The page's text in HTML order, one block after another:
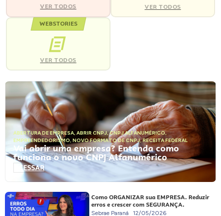
VER TODOS VER TODOS
WEBSTORIES
VER TODOS
ABERTURA DE EMPRESA, ABRIR CNPJ,CNPJ ALFANUMÉRICO,
EMPREENDEDORISMO, NOVO FORMATO DE CNPJ,RECEITA FEDERAL
Vai abrir uma empresa? Entenda como
funciona o novo CNPJ Alfanumérico
ACESSAR
Como ORGANIZAR sua EMPRESA. Reduzir
erros e crescer com SEGURANÇA.
Sebrae Paraná 12/05/2026